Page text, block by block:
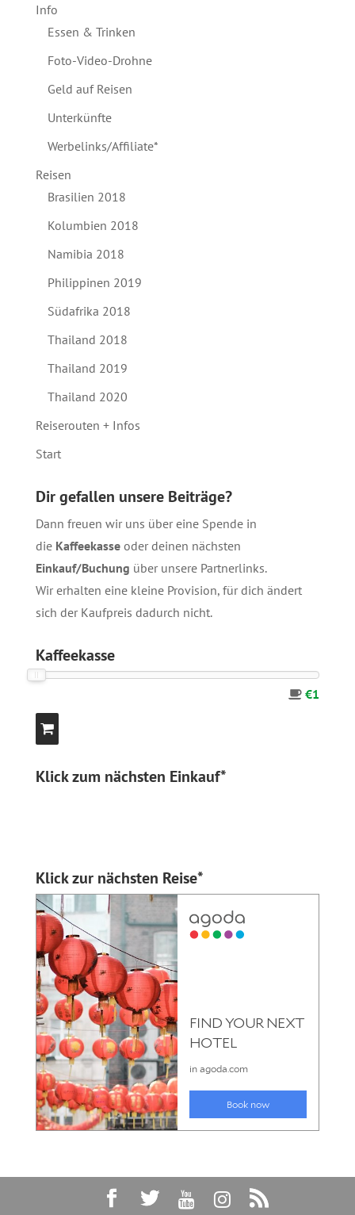
Info
Essen & Trinken
Foto-Video-Drohne
Geld auf Reisen
Unterkünfte
Werbelinks/Affiliate*
Reisen
Brasilien 2018
Kolumbien 2018
Namibia 2018
Philippinen 2019
Südafrika 2018
Thailand 2018
Thailand 2019
Thailand 2020
Reiserouten + Infos
Start
Dir gefallen unsere Beiträge?
Dann freuen wir uns über eine Spende in
die Kaffeekasseoder deinen nächsten
Einkauf/Buchung über unsere Partnerlinks.
Wir erhalten eine kleine Provision, für dich ändert
sich der Kaufpreis dadurch nicht.
Kaffeekasse
€1
Klick zum nächsten Einkauf*
Klick zur nächsten Reise*